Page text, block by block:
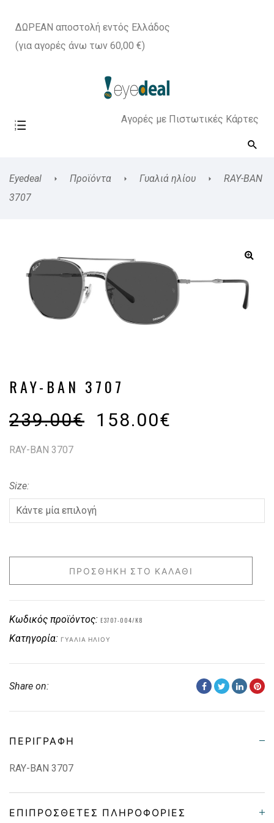
ΔΩΡΕΑΝ αποστολή εντός Ελλάδος
(για αγορές άνω των 60,00 €)
Αγορές με Πιστωτικές Κάρτες
Eyedeal Προϊόντα Γυαλιά ηλίου
RAY-BAN
3707
RAY-BAN 3707
239.00€ 158.00€
RAY-BAN 3707
Size
ΠΡΟΣΘΉΚΗ ΣΤΟ ΚΑΛΆΘΙ
Κωδικός προϊόντος: E3707-004/K8
Κατηγορία: ΓΥΑΛΙΆ ΗΛΊΟΥ
Share on:
ΠΕΡΙΓΡΑΦΉ
RAY-BAN 3707
ΕΠΙΠΡΌΣΘΕΤΕΣ ΠΛΗΡΟΦΟΡΊΕΣ